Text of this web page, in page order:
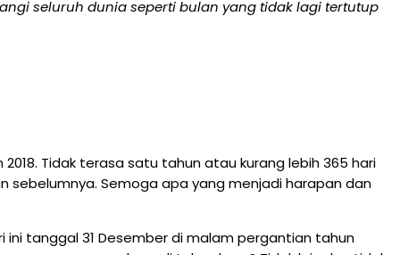
seluruh duniaseperti bulan yang tidak lagi tertutup
Tidak terasa satu tahun atau kurang lebih 365 hari
sebelumnya. Semoga apa yang menjadi harapan dan
tanggal 31 Desember di malam pergantian tahun